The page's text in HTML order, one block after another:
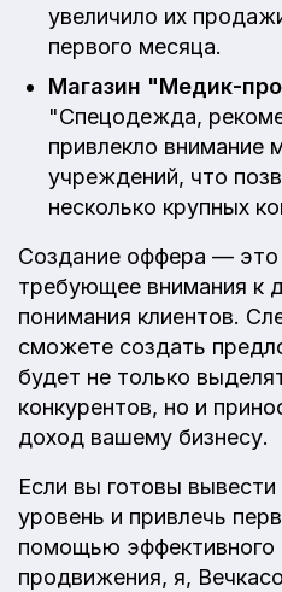
увеличило их
первого месяца.
Магазин "Медик-
"Спецодежда,
привлекло внимание
учреждений, что
несколько крупных
Создание оффера — это
требующее внимания к
понимания клиентов.
сможете создать
будет не только
конкурентов, но и
доход вашему бизнесу.
Если вы готовы
уровень и привлечь
помощью эффективного
продвижения, я,